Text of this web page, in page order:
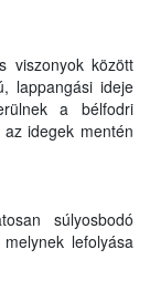
viszonyok között
lappangási ideje
a bélfodri
idegek mentén
súlyosbodó
lefolyása